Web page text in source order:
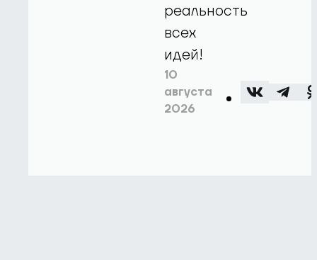
реальность
всех
идей!
10
августа
2026